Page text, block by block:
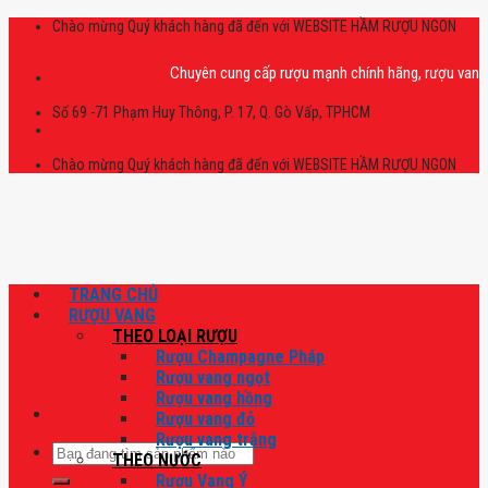
Skip
Chào mừng Quý khách hàng đã đến với WEBSITE HẦM RƯỢU NGON
Chuyên cung cấp rượu mạnh chính hãng, rượu vang
Số 69 -71 Phạm Huy Thông, P. 17, Q. Gò Vấp, TPHCM
Chào mừng Quý khách hàng đã đến với WEBSITE HẦM RƯỢU NGON
Tìm
kiếm:
TRANG CHỦ
RƯỢU VANG
THEO LOẠI RƯỢU
Rượu Champagne Pháp
Rượu vang ngọt
Rượu vang hồng
Rượu vang đỏ
Rượu vang trắng
THEO NƯỚC
Rượu Vang Ý